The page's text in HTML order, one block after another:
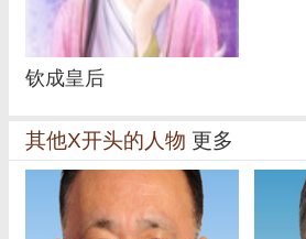
钦成皇后
其他X开头的人物 更多